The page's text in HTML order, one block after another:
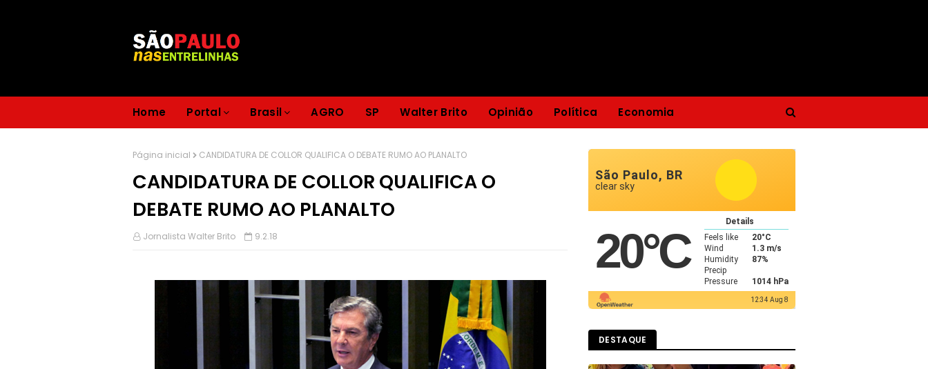
Home Portal Brasil AGRO SP Walter Brito Opinião Política Economia
Página inicial CANDIDATURA DE COLLOR QUALIFICA O DEBATE RUMO AO PLANALTO
CANDIDATURA DE COLLOR QUALIFICA O
DEBATE RUMO AO PLANALTO
Jornalista Walter Brito 9.2.18
São Paulo, BR
clear sky
20°C
Details
Feels like
20°C
Wind
1.3 m/s
Humidity
87%
Precip
Pressure
1014 hPa
12:34 Aug 8
DESTAQUE